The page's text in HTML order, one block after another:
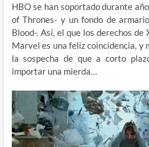
HBO se han soportado durante
of Thrones- y un fondo de
Blood-. Así, el que los derechos
Marvel es una feliz coincidencia, y
la sospecha de que a corto
importar una mierda…